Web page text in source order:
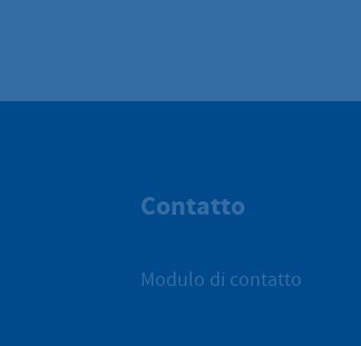
Contatto
Modulo di contatto